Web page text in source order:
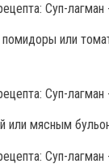
или
или мясным